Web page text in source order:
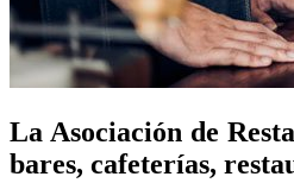
La Asociación de
bares, cafeterías,